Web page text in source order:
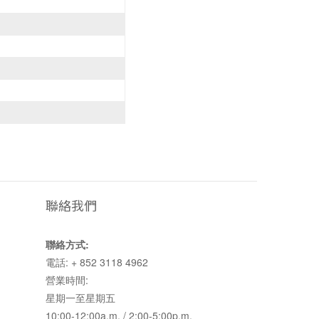
聯絡我們
聯絡方式:
電話: + 852 3118 4962
營業時間:
星期一至星期五
10:00-12:00a.m. / 2:00-5:00p.m.